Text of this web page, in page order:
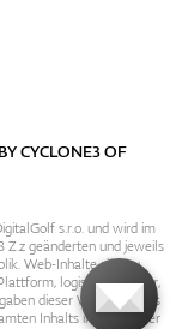
CYCLONE3OF
s.r.o. und wird im
Z.z geänderten und jeweils
Web-Inhalte sind zu
logische Struktur,
dieser Webseite. Das
Inhalts in irgendeiner